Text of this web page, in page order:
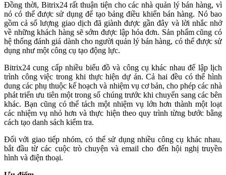
Đồng thời, Bitrix24 rất thuận tiện cho các nhà quản lý bán hàng, vì
nó có thể được sử dụng để tạo bảng điều khiển bán hàng. Nó bao
gồm cả số lượng giao dịch đã giành được gần đây và lời nhắc nhở
về những khách hàng sẽ sớm được lập hóa đơn. Sản phẩm cũng có
hệ thống đánh giá dành cho người quản lý bán hàng, có thể được sử
dụng như một công cụ tạo động lực.
Bitrix24 cung cấp nhiều biểu đồ và công cụ khác nhau để lập lịch
trình công việc trong khi thực hiện dự án. Cả hai đều có thể hình
dung các phụ thuộc kế hoạch và nhiệm vụ cơ bản, cho phép các nhà
phát triển ưu tiên một trong số chúng trước khi chuyển sang các bên
khác. Bạn cũng có thể tách một nhiệm vụ lớn hơn thành một loạt
các nhiệm vụ nhỏ hơn và thực hiện theo quy trình từng bước bằng
cách tạo danh sách kiểm tra.
Đối với giao tiếp nhóm, có thể sử dụng nhiều công cụ khác nhau,
bắt đầu từ các cuộc trò chuyện và email cho đến hội nghị truyền
hình và điện thoại.